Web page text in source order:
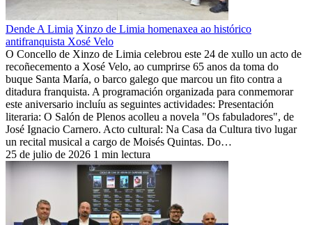
Dende A Limia Xinzo de Limia homenaxea ao histórico
antifranquista Xosé Velo
O Concello de Xinzo de Limia celebrou este 24 de xullo un acto de
recoñecemento a Xosé Velo, ao cumprirse 65 anos da toma do
buque Santa María, o barco galego que marcou un fito contra a
ditadura franquista. A programación organizada para conmemorar
este aniversario incluíu as seguintes actividades: Presentación
literaria: O Salón de Plenos acolleu a novela "Os fabuladores", de
José Ignacio Carnero. Acto cultural: Na Casa da Cultura tivo lugar
un recital musical a cargo de Moisés Quintas. Do…
25 de julio de 2026 1 min lectura